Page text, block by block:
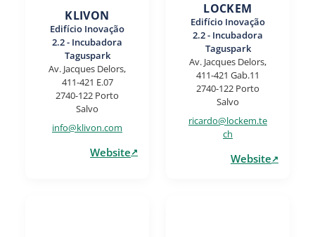
KLIVON
Edifício Inovação
2.2 - Incubadora
Taguspark
Av. Jacques Delors,
411-421 E.07
2740-122 Porto
Salvo
info@klivon.com
Website
LOCKEM
Edifício Inovação
2.2 - Incubadora
Taguspark
Av. Jacques Delors,
411-421 Gab.11
2740-122 Porto
Salvo
ricardo@lockem.te
ch
Website